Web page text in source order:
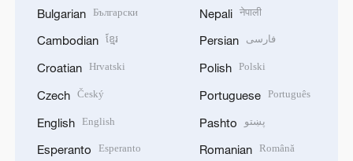
Bulgarian Български
Cambodian ខ្មែរ
Croatian Hrvatski
Czech Český
English English
Esperanto Esperanto
Nepali नेपाली
Persian فارسی
Polish Polski
Portuguese Português
Pashto پښتو
Romanian Română